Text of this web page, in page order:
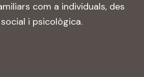
com a individuals, des
i psicològica.